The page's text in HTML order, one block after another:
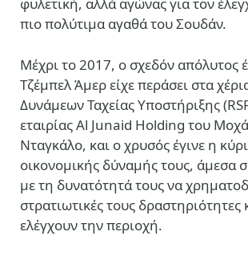
φυλετική, αλλά αγώνας για τον
πιο πολύτιμα αγαθά του Σουδάν.
Μέχρι το 2017, ο σχεδόν απόλυτος
Τζέμπελ Άμερ είχε περάσει στα
Δυνάμεων Ταχείας Υποστήριξης
εταιρίας Al Junaid Holding του
Νταγκάλο, και ο χρυσός έγινε η
οικονομικής δύναμής τους, άμεσα
με τη δυνατότητά τους να
στρατιωτικές τους δραστηριότητες
ελέγχουν την περιοχή.